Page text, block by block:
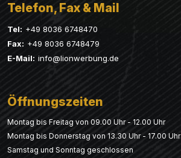
Telefon, Fax & Mail
Tel: +49 8036 6748470
Fax: +49 8036 6748479
E-Mail: info@lionwerbung.de
Öffnungszeiten
Montag bis Freitag von 09.00 Uhr - 12.00 Uhr
Montag bis Donnerstag von 13.30 Uhr - 17.00 Uhr
Samstag und Sonntag geschlossen